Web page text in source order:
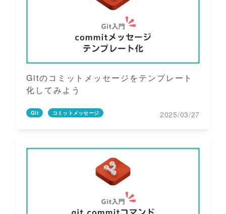
Gitのコミットメッセージをテンプレート
化してみよう
Git コミットメッセージ 2025/03/27